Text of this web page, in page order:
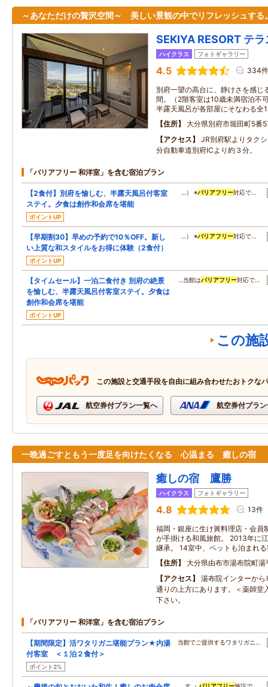
～あなただけの贅沢空間～ 美しい景観の中でリフレッシュする
SEKIYA RESORT テ
ハイクラス フォトギャラリー
4.5 334件
別府一望の高台に、静けさを感じ
間。（2階客室は10歳未満宿泊不
半露天風呂が各部屋にそなわる全
住所
大分県別府市堀田町5番
アクセス
JR別府駅よりタク
分自動車道別府ICより約３分。
「バリアフリー 和洋室」を含む宿泊プラン
【2食付】別府を愉しむ、半露天風呂付客室
ステイ。夕食は創作和会席を堪能
ポイントUP
…） ※バリアフリー対応で…
【早期割30】早めの予約で10％OFF。新し
い上質な和スタイルをお得に体験（2食付）
ポイントUP
…） ※バリアフリー対応で…
【タイムセール】一泊二食付き 別府の絶景
を愉しむ、半露天風呂付客室ステイ。夕食は
創作和会席を堪能
ポイントUP
…当館はバリアフリー対応で…
この施
この施設と交通手段を自由に組み合わせたおトクな
航空券付プラン一覧へ 航空券付プラ
一晩過ごすともう一度足を向けたくなる 心温まる 癒しの宿
癒しの宿 鷹勝
ハイクラス フォトギャラリー
4.8 13件
福岡・銀座に生け簀料理店・会員
が手掛ける和風旅館。 2013年に
継承。 14室中、ペットも泊まれ
住所
大分県由布市湯布院町湯
アクセス
湯布院インターか
通りの上方にあります。＜薬師堂
下さい。
「バリアフリー 和洋室」を含む宿泊プラン
【期間限定】活ワタリガニ堪能プラン★内湯
付客室 ＜１泊２食付＞
ポイント2%
当館でご提供するワタリガニ…